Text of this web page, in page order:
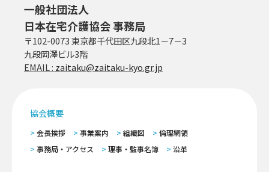
一般社団法人
日本在宅介護協会 事務局
〒102-0073 東京都千代田区九段北1－7－3
九段岡澤ビル3階
EMAIL : zaitaku@zaitaku-kyo.gr.jp
協会概要
会長挨拶 事業案内 組織図
倫理網領
事務局・アクセス
理事・監事名簿 沿革